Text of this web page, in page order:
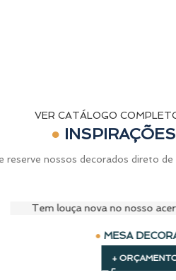
VER CATÁLOGO
● INSPIRAÇÕES
reserve nossos decorados direto
Para o café da manhã ou chá
MESA DECORADA
+ ORÇAMENTO